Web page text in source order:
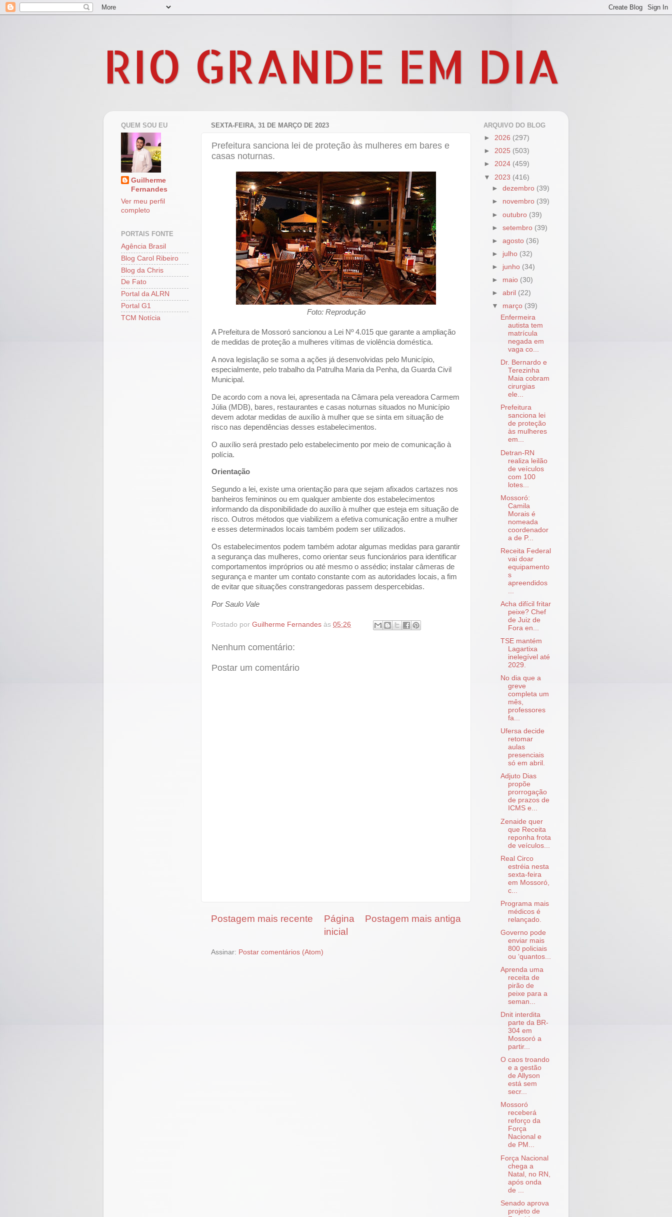
RIO GRANDE EM DIA
SEXTA-FEIRA, 31 DE MARÇO DE 2023
Prefeitura sanciona lei de proteção às mulheres em bares e
casas noturnas.
Foto: Reprodução
A Prefeitura de Mossoró sancionou a Lei Nº 4.015 que garante a ampliação
de medidas de proteção a mulheres vítimas de violência doméstica.
A nova legislação se soma a ações já desenvolvidas pelo Município,
especialmente, pelo trabalho da Patrulha Maria da Penha, da Guarda Civil
Municipal.
De acordo com a nova lei, apresentada na Câmara pela vereadora Carmem
Júlia (MDB), bares, restaurantes e casas noturnas situados no Município
devem adotar medidas de auxílio à mulher que se sinta em situação de
risco nas dependências desses estabelecimentos.
O auxílio será prestado pelo estabelecimento por meio de comunicação à
polícia.
Orientação
Segundo a lei, existe uma orientação para que sejam afixados cartazes nos
banheiros femininos ou em qualquer ambiente dos estabelecimentos
informando da disponibilidade do auxílio à mulher que esteja em situação de
risco. Outros métodos que viabilizem a efetiva comunicação entre a mulher
e esses determinados locais também podem ser utilizados.
Os estabelecimentos podem também adotar algumas medidas para garantir
a segurança das mulheres, como orientar seus funcionários para identificar
comportamentos impróprios ou até mesmo o assédio; instalar câmeras de
segurança e manter um contato constante com as autoridades locais, a fim
de evitar que situações constrangedoras passem despercebidas.
Por Saulo Vale
Postado por Guilherme Fernandes às 05:26
Nenhum comentário:
Postar um comentário
Postagem mais recente Postagem mais antiga
Página
inicial
Assinar: Postar comentários (Atom)
QUEM SOU EU
Guilherme
Fernandes
Ver meu perfil
completo
PORTAIS FONTE
Agência Brasil
Blog Carol Ribeiro
Blog da Chris
De Fato
Portal da ALRN
Portal G1
TCM Notícia
ARQUIVO DO BLOG
► 2026 (297)
► 2025 (503)
► 2024 (459)
▼ 2023 (416)
►dezembro (39)
► novembro (39)
►outubro (39)
►setembro (39)
►agosto (36)
► julho (32)
► junho (34)
► maio (30)
►abril (22)
▼ março (39)
Enfermeira
autista tem
matrícula
negada em
vaga co...
Dr. Bernardo e
Terezinha
Maia cobram
cirurgias
ele...
Prefeitura
sanciona lei
de proteção
às mulheres
em...
Detran-RN
realiza leilão
de veículos
com 100
lotes...
Mossoró:
Camila
Morais é
nomeada
coordenador
a de P...
Receita Federal
vai doar
equipamento
s
apreendidos
Acha difícil fritar
peixe? Chef
de Juiz de
Fora en...
TSE mantém
Lagartixa
inelegível até
2029.
No dia que a
greve
completa um
mês,
professores
fa...
Ufersa decide
retomar
aulas
presenciais
só em abril.
Adjuto Dias
propõe
prorrogação
de prazos de
ICMS e...
Zenaide quer
que Receita
reponha frota
de veículos...
Real Circo
estréia nesta
sexta-feira
em Mossoró,
c...
Programa mais
médicos é
relançado.
Governo pode
enviar mais
800 policiais
ou ‘quantos...
Aprenda uma
receita de
pirão de
peixe para a
seman...
Dnit interdita
parte da BR-
304 em
Mossoró a
partir...
O caos troando
e a gestão
de Allyson
está sem
secr...
Mossoró
receberá
reforço da
Força
Nacional e
de PM...
Força Nacional
chega a
Natal, no RN,
após onda
de ...
Senado aprova
projeto de